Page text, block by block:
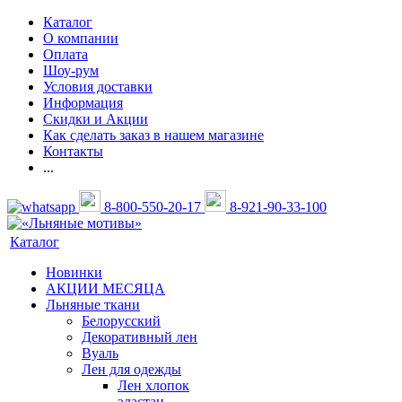
Каталог
О компании
Оплата
Шоу-рум
Условия доставки
Информация
Скидки и Акции
Как сделать заказ в нашем магазине
Контакты
...
8-800-550-20-17 8-921-90-33-100
Каталог
Новинки
АКЦИИ МЕСЯЦА
Льняные ткани
Белорусский
Декоративный лен
Вуаль
Лен для одежды
Лен хлопок